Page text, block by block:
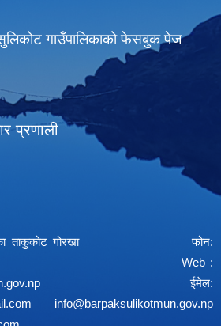
गाउँपालिकाको फेसबुक पेज
प्रणाली
ताकुकोट गोरखा फोन:
Web :
ईमेल:
info@barpaksulikotmun.gov.np